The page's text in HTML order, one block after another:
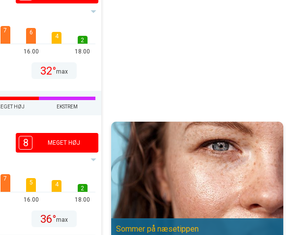
7 6
16.00
4
2
18.00
32°max
HØJ EKSTREM
8 MEGET HØJ
7
5
16.00
4
2
18.00
36°max
Derfor får vi fregner af solen. Sommer på næsetippen. . .
Sommer på næsetippen